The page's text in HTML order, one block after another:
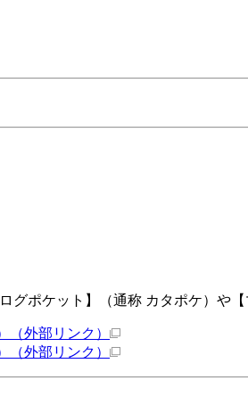
ポケット】（通称 カタポケ）や
（外部リンク）
（外部リンク）